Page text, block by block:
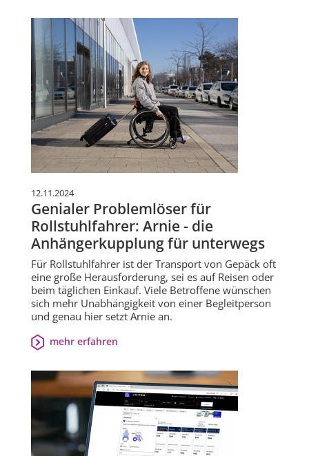
12.11.2024
Genialer Problemlöser für
Rollstuhlfahrer: Arnie - die
Anhängerkupplung für unterwegs
Für Rollstuhlfahrer ist der Transport von Gepäck oft
eine große Herausforderung, sei es auf Reisen oder
beim täglichen Einkauf. Viele Betroffene wünschen
sich mehr Unabhängigkeit von einer Begleitperson
und genau hier setzt Arnie an.
mehr erfahren